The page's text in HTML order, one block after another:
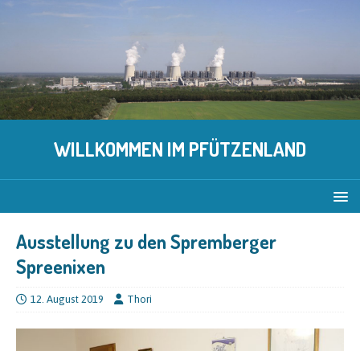
WILLKOMMEN IM PFÜTZENLAND
Ausstellung zu den Spremberger
Spreenixen
12. August 2019 Thori